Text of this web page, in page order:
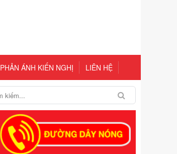
PHẢN ÁNH KIẾN NGHỊ LIÊN HỆ